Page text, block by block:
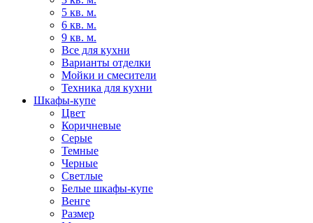
5 кв. м.
6 кв. м.
9 кв. м.
Все для кухни
Варианты отделки
Мойки и смесители
Техника для кухни
Шкафы-купе
Цвет
Коричневые
Серые
Темные
Черные
Светлые
Белые шкафы-купе
Венге
Размер